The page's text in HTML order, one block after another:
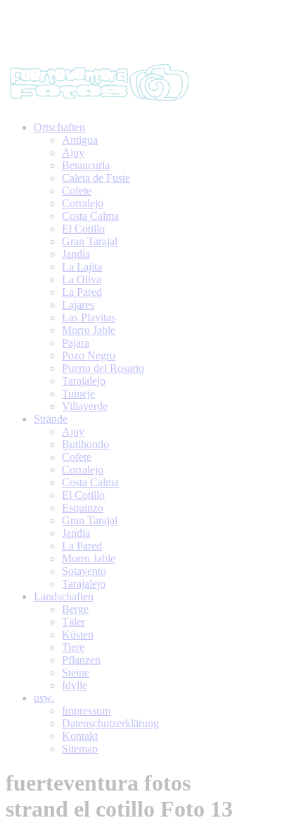
Ortschaften
Antigua
Ajuy
Betancuria
Caleta de Fuste
Cofete
Corralejo
Costa Calma
El Cotillo
Gran Tarajal
Jandia
La Lajita
La Oliva
La Pared
Lajares
Las Playitas
Morro Jable
Pajara
Pozo Negro
Puerto del Rosario
Tarajalejo
Tuineje
Villaverde
Strände
Ajuy
Butihondo
Cofete
Corralejo
Costa Calma
El Cotillo
Esquinzo
Gran Tarajal
Jandia
La Pared
Morro Jable
Sotavento
Tarajalejo
Landschaften
Berge
Täler
Küsten
Tiere
Pflanzen
Steine
Idylle
usw.
Impressum
Datenschutzerklärung
Kontakt
Sitemap
fuerteventura fotos
strand el cotillo Foto 13